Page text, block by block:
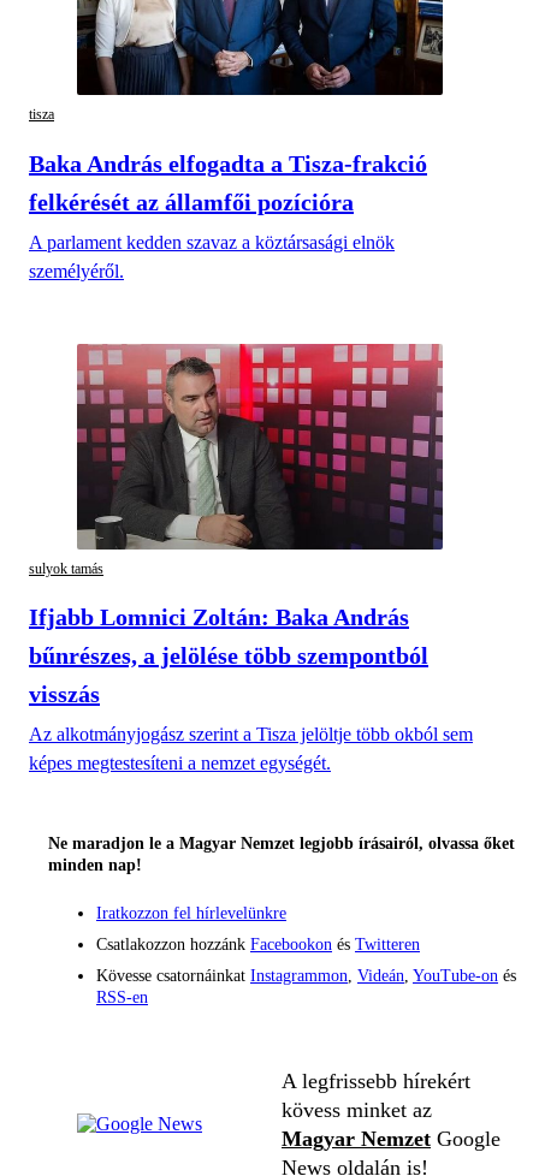
tisza
Baka András elfogadta a Tisza-frakció
felkérését az államfői pozícióra
A parlament kedden szavaz a köztársasági elnök
személyéről.
sulyok tamás
Ifjabb Lomnici Zoltán: Baka András
bűnrészes, a jelölése több szempontból
visszás
Az alkotmányjogász szerint a Tisza jelöltje több okból sem
képes megtestesíteni a nemzet egységét.
Ne maradjon le a Magyar Nemzet legjobb írásairól, olvassa őket
minden nap!
Iratkozzon fel hírlevelünkre
Csatlakozzon hozzánk Facebookon és Twitteren
Kövesse csatornáinkat Instagrammon, Videán, YouTube-on és
RSS-en
A legfrissebb hírekért
kövess minket az
Magyar Nemzet Google
News oldalán is!